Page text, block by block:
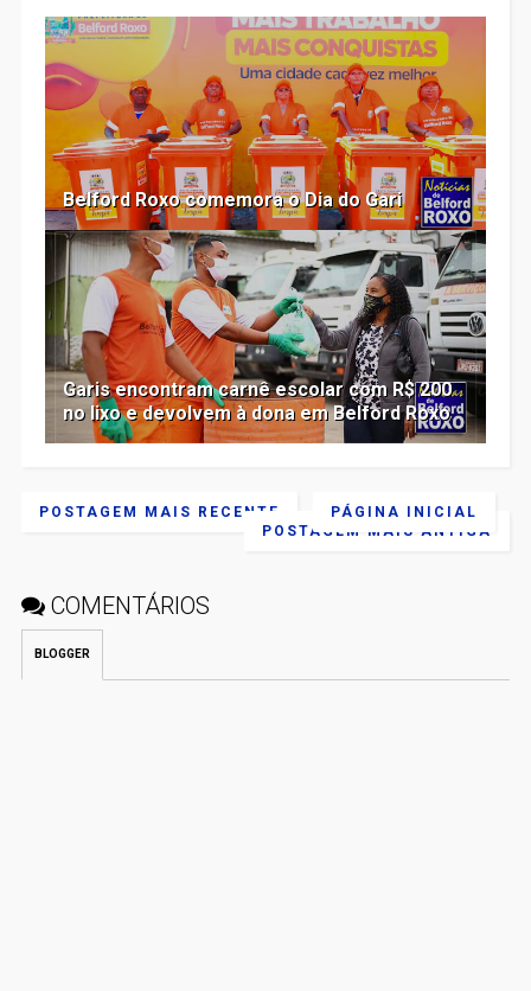
Belford Roxo comemora o Dia do Gari
Garis encontram carnê escolar com R$ 200
no lixo e devolvem à dona em Belford Roxo
POSTAGEM MAIS RECENTE
POSTAGEM MAIS ANTIGA
PÁGINA INICIAL
COMENTÁRIOS
BLOGGER